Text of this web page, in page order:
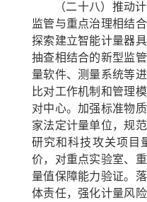
（二十八）推动
监管与重点治理相结
探索建立智能计量器
抽查相结合的新型监
量软件、测量系统等
比对工作机制和管理
对中心。加强标准物
家法定计量单位，规
研究和科技攻关项目
价，对重点实验室、
量值保障能力验证。
体责任，强化计量风